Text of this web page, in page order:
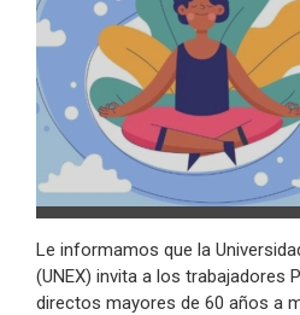
Le informamos que la
(UNEX) invita a los trabajadores
directos mayores de 60 años a